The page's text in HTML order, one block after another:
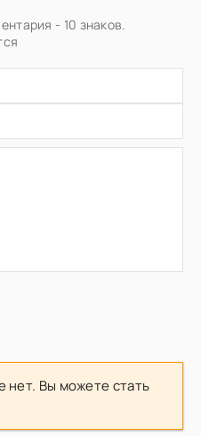
- 10 знаков.
нет. Вы можете стать